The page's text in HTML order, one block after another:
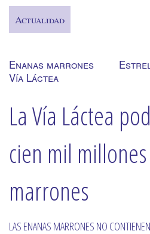
Actualidad
Enanas marrones
Vía Láctea
La Vía Láctea
cien mil
marrones
LAS ENANAS MARRONES NO